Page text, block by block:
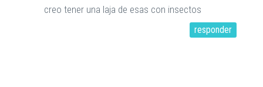
creo tener una laja de esas con insectos
responder